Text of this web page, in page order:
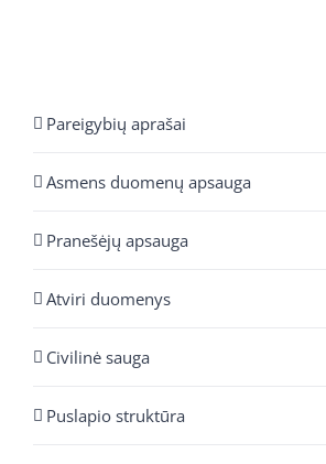
Pareigybių aprašai
Asmens duomenų apsauga
Pranešėjų apsauga
Atviri duomenys
Civilinė sauga
Puslapio struktūra